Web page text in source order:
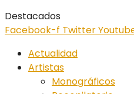
Destacados
Facebook-f Twitter
Actualidad
Artistas
Monográficos